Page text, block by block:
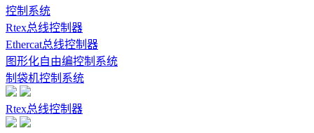
控制系统
Rtex总线控制器
Ethercat总线控制器
图形化自由编控制系统
制袋机控制系统
Rtex总线控制器